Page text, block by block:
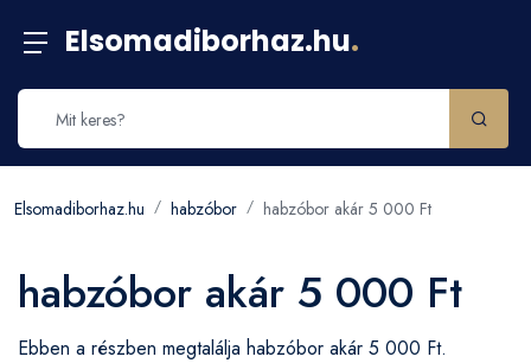
Elsomadiborhaz.hu.
Elsomadiborhaz.hu habzóbor habzóbor akár 5 000 Ft
habzóbor akár 5 000 Ft
Ebben a részben megtalálja habzóbor akár 5 000 Ft.